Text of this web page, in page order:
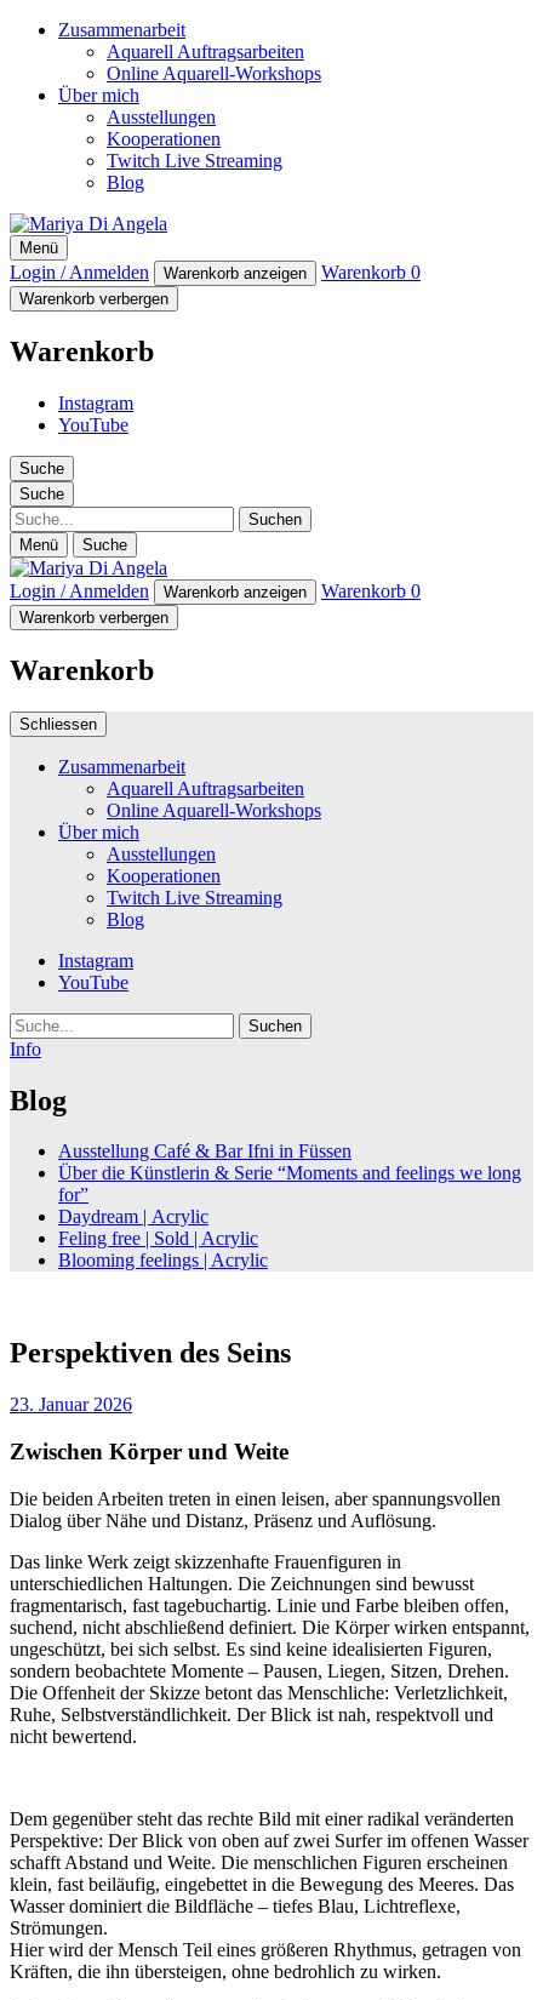
Zusammenarbeit
Aquarell Auftragsarbeiten
Online Aquarell-Workshops
Über mich
Ausstellungen
Kooperationen
Twitch Live Streaming
Blog
Mariya Di Angela
Artist
Menü
Login / Anmelden Warenkorb anzeigen Warenkorb 0
Warenkorb verbergen
Warenkorb
Instagram
YouTube
Suche
Suche
Suche
Menü Suche
Login / Anmelden Warenkorb anzeigen Warenkorb 0
Warenkorb verbergen
Warenkorb
Schliessen
Zusammenarbeit
Aquarell Auftragsarbeiten
Online Aquarell-Workshops
Über mich
Ausstellungen
Kooperationen
Twitch Live Streaming
Blog
Instagram
YouTube
Suche
Info
Blog
Ausstellung Café & Bar Ifni in Füssen
Über die Künstlerin & Serie “Moments and feelings we long
for”
Daydream | Acrylic
Feling free | Sold | Acrylic
Blooming feelings | Acrylic
Perspektiven des Seins
23. Januar 2026
Zwischen Körper und Weite
Die beiden Arbeiten treten in einen leisen, aber spannungsvollen
Dialog über Nähe und Distanz, Präsenz und Auflösung.
Das linke Werk zeigt skizzenhafte Frauenfiguren in
unterschiedlichen Haltungen. Die Zeichnungen sind bewusst
fragmentarisch, fast tagebuchartig. Linie und Farbe bleiben offen,
suchend, nicht abschließend definiert. Die Körper wirken entspannt,
ungeschützt, bei sich selbst. Es sind keine idealisierten Figuren,
sondern beobachtete Momente – Pausen, Liegen, Sitzen, Drehen.
Die Offenheit der Skizze betont das Menschliche: Verletzlichkeit,
Ruhe, Selbstverständlichkeit. Der Blick ist nah, respektvoll und
nicht bewertend.
Dem gegenüber steht das rechte Bild mit einer radikal veränderten
Perspektive: Der Blick von oben auf zwei Surfer im offenen Wasser
schafft Abstand und Weite. Die menschlichen Figuren erscheinen
klein, fast beiläufig, eingebettet in die Bewegung des Meeres. Das
Wasser dominiert die Bildfläche – tiefes Blau, Lichtreflexe,
Strömungen.
Hier wird der Mensch Teil eines größeren Rhythmus, getragen von
Kräften, die ihn übersteigen, ohne bedrohlich zu wirken.